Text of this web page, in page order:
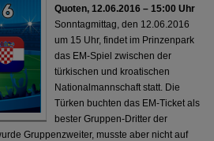
Quoten, 12.06.2016 – 15:00 Uhr
Sonntagmittag, den 12.06.2016
um 15 Uhr, findet im Prinzenpark
das EM-Spiel zwischen der
türkischen und kroatischen
Nationalmannschaft statt. Die
Türken buchten das EM-Ticket als
bester Gruppen-Dritter der
Gruppenzweiter, musste aber nicht auf